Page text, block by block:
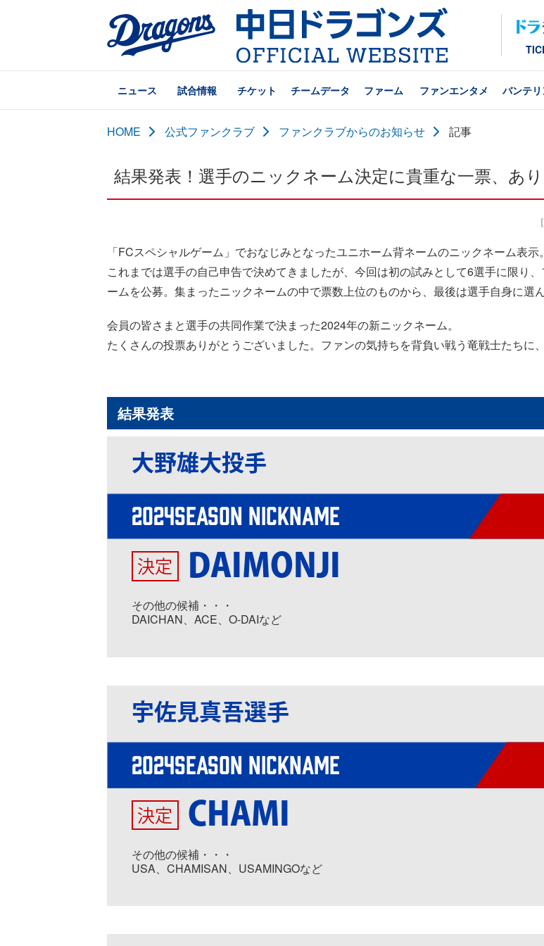
ニュース 試合情報 チケット チームデータ ファーム ファンエンタメ バンテ
HOME 公式ファンクラブ ファンクラブからのお知らせ 記事
結果発表！選手のニックネーム決定に貴重な一票、あ
「FCスペシャルゲーム」でおなじみとなったユニホーム背ネームのニックネーム表示。
これまでは選手の自己申告で決めてきましたが、今回は初の試みとして6選手に限り
ームを公募。集まったニックネームの中で票数上位のものから、最後は選手自身に選
会員の皆さまと選手の共同作業で決まった2024年の新ニックネーム。
たくさんの投票ありがとうございました。ファンの気持ちを背負い戦う竜戦士たちに
結果発表
大野雄大投手
2024SEASON NICKNAME
決定 DAIMONJI
その他の候補・・・
DAICHAN、ACE、O-DAIなど
宇佐見真吾選手
2024SEASON NICKNAME
決定 CHAMI
その他の候補・・・
USA、CHAMISAN、USAMINGOなど